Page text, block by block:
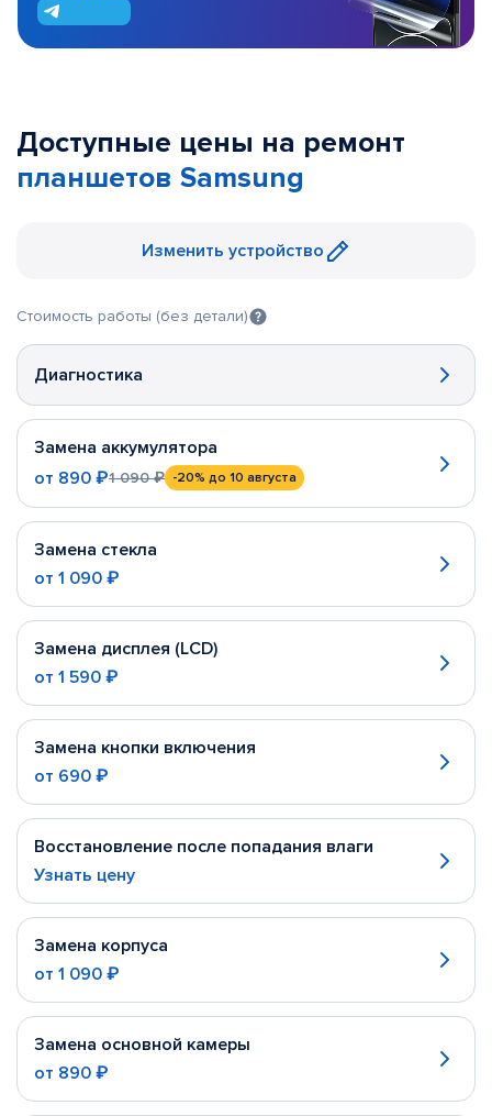
Доступные цены на ремонт
планшетов Samsung
Изменить устройство
Стоимость работы (без детали)
Диагностика
Замена аккумулятора
от 890 ₽1 090 ₽ -20% до 10 августа
Замена стекла
от 1 090 ₽
Замена дисплея (LCD)
от 1 590 ₽
Замена кнопки включения
от 690 ₽
Восстановление после попадания влаги
Узнать цену
Замена корпуса
от 1 090 ₽
Замена основной камеры
от 890 ₽